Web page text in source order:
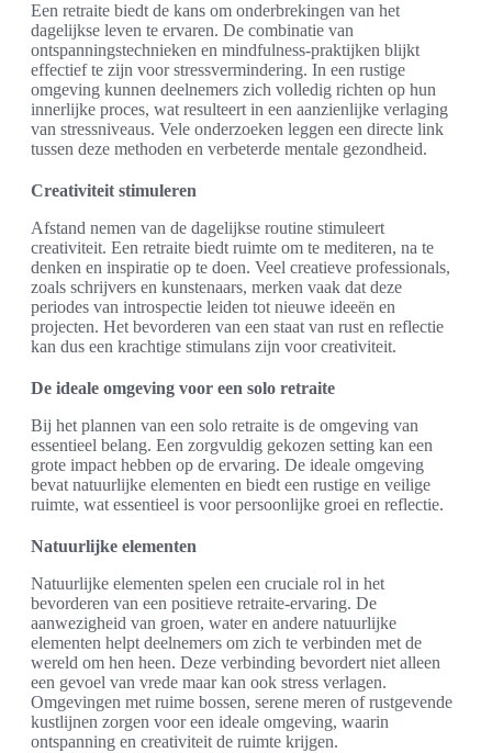
Een retraite biedt de kans om onderbrekingen van het
dagelijkse leven te ervaren. De combinatie van
ontspanningstechnieken en mindfulness-praktijken blijkt
effectief te zijn voor stressvermindering. In een rustige
omgeving kunnen deelnemers zich volledig richten op hun
innerlijke proces, wat resulteert in een aanzienlijke verlaging
van stressniveaus. Vele onderzoeken leggen een directe link
tussen deze methoden en verbeterde mentale gezondheid.
Creativiteit stimuleren
Afstand nemen van de dagelijkse routine stimuleert
creativiteit. Een retraite biedt ruimte om te mediteren, na te
denken en inspiratie op te doen. Veel creatieve professionals,
zoals schrijvers en kunstenaars, merken vaak dat deze
periodes van introspectie leiden tot nieuwe ideeën en
projecten. Het bevorderen van een staat van rust en reflectie
kan dus een krachtige stimulans zijn voor creativiteit.
De ideale omgeving voor een solo retraite
Bij het plannen van een solo retraite is de omgeving van
essentieel belang. Een zorgvuldig gekozen setting kan een
grote impact hebben op de ervaring. De ideale omgeving
bevat natuurlijke elementen en biedt een rustige en veilige
ruimte, wat essentieel is voor persoonlijke groei en reflectie.
Natuurlijke elementen
Natuurlijke elementen spelen een cruciale rol in het
bevorderen van een positieve retraite-ervaring. De
aanwezigheid van groen, water en andere natuurlijke
elementen helpt deelnemers om zich te verbinden met de
wereld om hen heen. Deze verbinding bevordert niet alleen
een gevoel van vrede maar kan ook stress verlagen.
Omgevingen met ruime bossen, serene meren of rustgevende
kustlijnen zorgen voor een ideale omgeving, waarin
ontspanning en creativiteit de ruimte krijgen.